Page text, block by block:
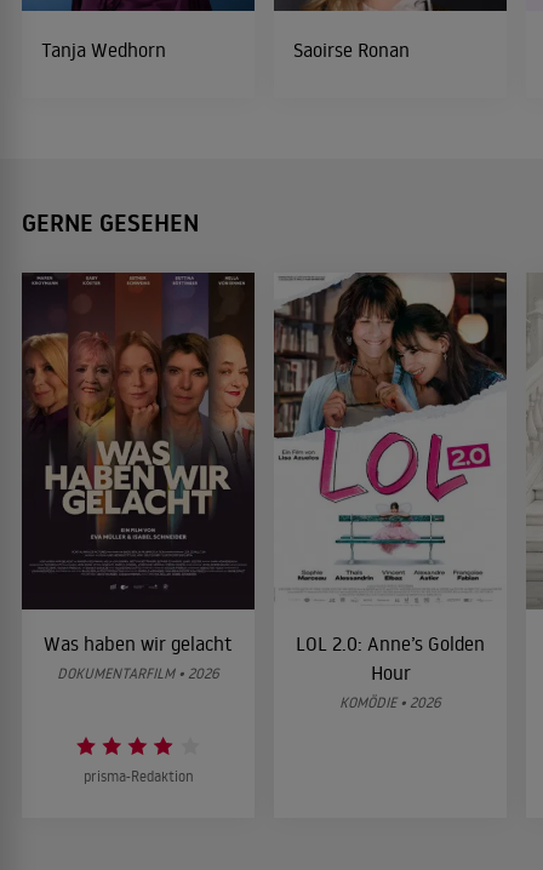
Tanja Wedhorn Saoirse Ronan
GERNE GESEHEN
Was haben wir gelacht
DOKUMENTARFILM • 2026
prisma-Redaktion
LOL 2.0: Anne’s Golden
Hour
KOMÖDIE • 2026